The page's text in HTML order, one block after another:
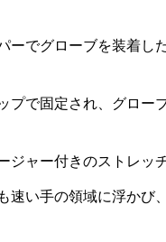
でグローブを装着し
プで固定され、グロー
ャー付きのストレッ
い手の領域に浮かび